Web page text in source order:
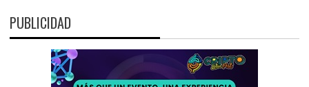
PUBLICIDAD